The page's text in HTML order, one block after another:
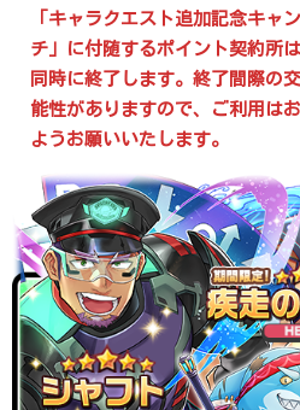
「キャラクエスト追加記念キャ
チ」に付随するポイント契約所
同時に終了します。終了間際の
能性がありますので、ご利用は
ようお願いいたします。